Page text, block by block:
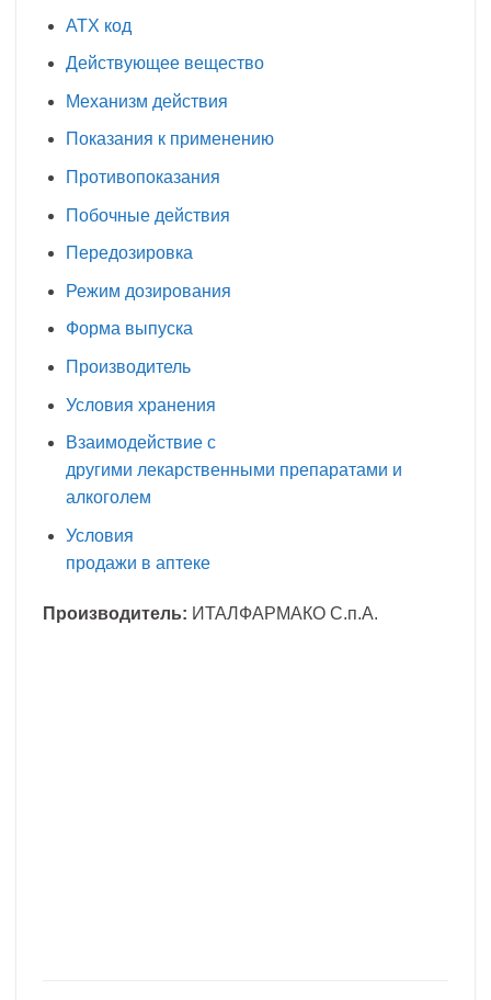
АТХ код
Действующее вещество
Механизм действия
Показания к применению
Противопоказания
Побочные действия
Передозировка
Режим дозирования
Форма выпуска
Производитель
Условия хранения
Взаимодействие с
другими лекарственными препаратами и
алкоголем
Условия
продажи в аптеке
Производитель: ИТАЛФАРМАКО С.п.А.